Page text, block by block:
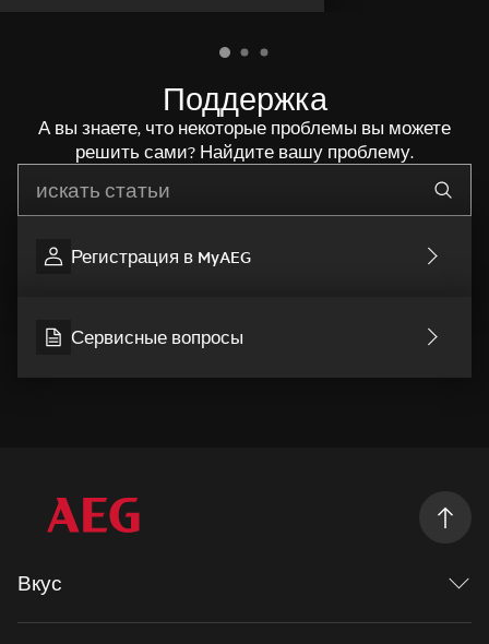
Поддержка
А вы знаете, что некоторые проблемы вы можете
решить сами? Найдите вашу проблему.
Регистрация в MyAEG
Сервисные вопросы
Вкус